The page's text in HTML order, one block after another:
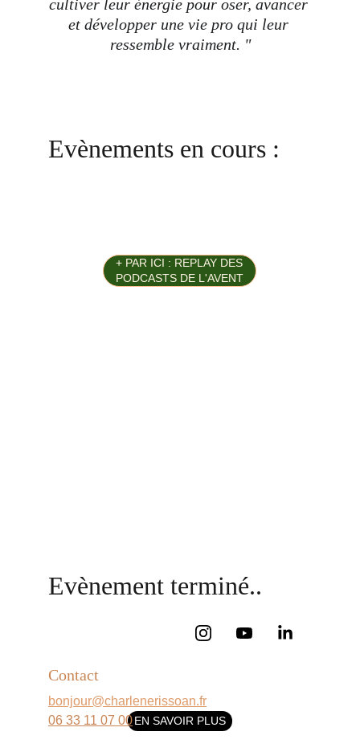
cultiver leur énergie pour oser, avancer
et développer une vie pro qui leur
ressemble vraiment. "
+ PAR ICI : REPLAY DES
PODCASTS DE L'AVENT
Evènements en cours :
Evènement terminé..
Contact
bonjour@charlenerissoan.fr
EN SAVOIR PLUS
06 33 11 07 00